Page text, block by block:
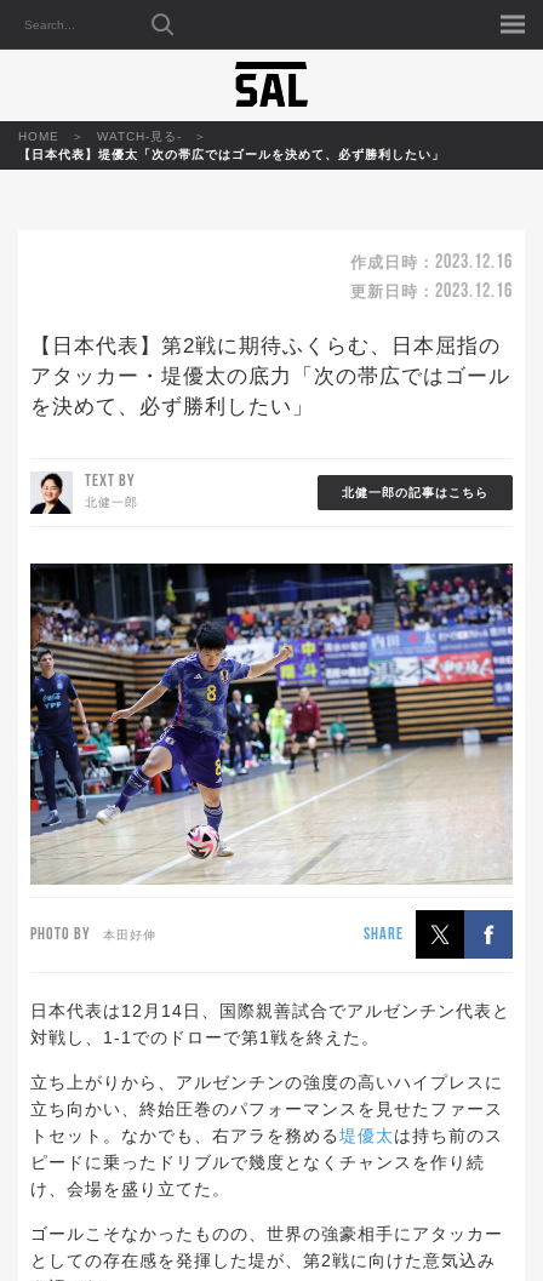
HOME
WATCH-見る-
【日本代表】堤優太「次の帯広ではゴールを決めて、必ず勝利したい」
作成日時： 2023.12.16
更新日時： 2023.12.16
【日本代表】第2戦に期待ふくらむ、日本屈指の
アタッカー・堤優太の底力「次の帯広ではゴール
を決めて、必ず勝利したい」
TEXT BY
北健一郎
北健一郎の記事はこちら
PHOTO BY 本田好伸 SHARE
日本代表は12月14日、国際親善試合でアルゼンチン代表と
対戦し、1-1でのドローで第1戦を終えた。
立ち上がりから、アルゼンチンの強度の高いハイプレスに
立ち向かい、終始圧巻のパフォーマンスを見せたファース
トセット。なかでも、右アラを務める堤優太は持ち前のス
ピードに乗ったドリブルで幾度となくチャンスを作り続
け、会場を盛り立てた。
ゴールこそなかったものの、世界の強豪相手にアタッカー
としての存在感を発揮した堤が、第2戦に向けた意気込み